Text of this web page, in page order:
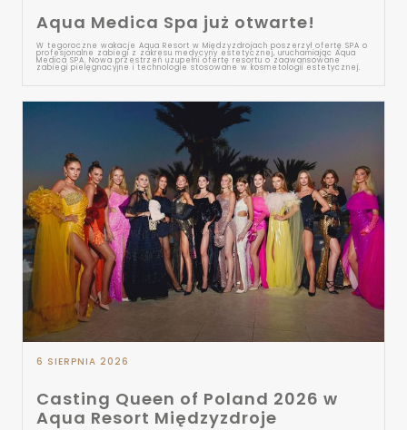
Aqua Medica Spa już otwarte!
W tegoroczne wakacje Aqua Resort w Międzyzdrojach poszerzył ofertę SPA o
profesjonalne zabiegi z zakresu medycyny estetycznej, uruchamiając Aqua
Medica SPA. Nowa przestrzeń uzupełni ofertę resortu o zaawansowane
zabiegi pielęgnacyjne i technologie stosowane w kosmetologii estetycznej.
6 SIERPNIA 2026
Casting Queen of Poland 2026 w
Aqua Resort Międzyzdroje